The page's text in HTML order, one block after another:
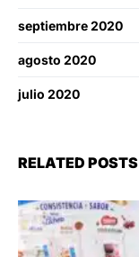
septiembre 2020
agosto 2020
julio 2020
RELATED POSTS